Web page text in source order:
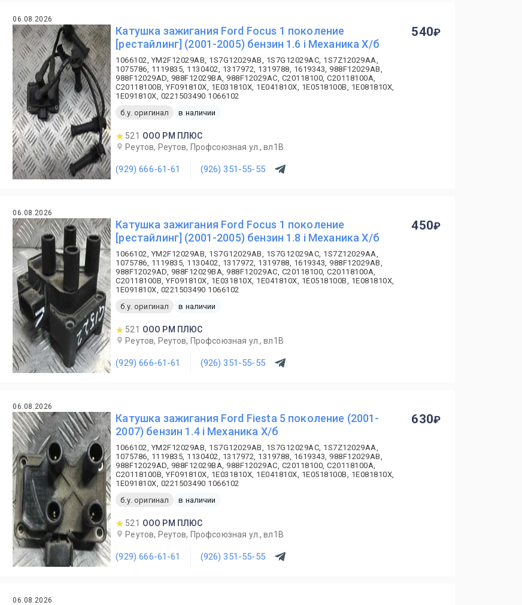
06.08.2026
Катушка зажигания Ford Focus 1 поколение
[рестайлинг] (2001-2005) бензин 1.6 i Механика Х/б
1066102, YM2F12029AB, 1S7G12029AB, 1S7G12029AC, 1S7Z12029AA,
1075786, 1119835, 1130402, 1317972, 1319788, 1619343, 988F12029AB,
988F12029AD, 988F12029BA, 988F12029AC, C20118100, C20118100A,
C20118100B, YF091810X, 1E031810X, 1E041810X, 1E0518100B, 1E081810X,
1E091810X, 0221503490 1066102
б.у. оригинал
в наличии
521 ООО РМ ПЛЮС
Реутов, Реутов, Профсоюзная ул., вл1В
(929) 666-61-61 (926) 351-55-55
540
06.08.2026
Катушка зажигания Ford Focus 1 поколение
[рестайлинг] (2001-2005) бензин 1.8 i Механика Х/б
1066102, YM2F12029AB, 1S7G12029AB, 1S7G12029AC, 1S7Z12029AA,
1075786, 1119835, 1130402, 1317972, 1319788, 1619343, 988F12029AB,
988F12029AD, 988F12029BA, 988F12029AC, C20118100, C20118100A,
C20118100B, YF091810X, 1E031810X, 1E041810X, 1E0518100B, 1E081810X,
1E091810X, 0221503490 1066102
б.у. оригинал
в наличии
521 ООО РМ ПЛЮС
Реутов, Реутов, Профсоюзная ул., вл1В
(929) 666-61-61 (926) 351-55-55
450
06.08.2026
Катушка зажигания Ford Fiesta 5 поколение (2001-
2007) бензин 1.4 i Механика Х/б
1066102, YM2F12029AB, 1S7G12029AB, 1S7G12029AC, 1S7Z12029AA,
1075786, 1119835, 1130402, 1317972, 1319788, 1619343, 988F12029AB,
988F12029AD, 988F12029BA, 988F12029AC, C20118100, C20118100A,
C20118100B, YF091810X, 1E031810X, 1E041810X, 1E0518100B, 1E081810X,
1E091810X, 0221503490 1066102
б.у. оригинал
в наличии
521 ООО РМ ПЛЮС
Реутов, Реутов, Профсоюзная ул., вл1В
(929) 666-61-61 (926) 351-55-55
630
06.08.2026